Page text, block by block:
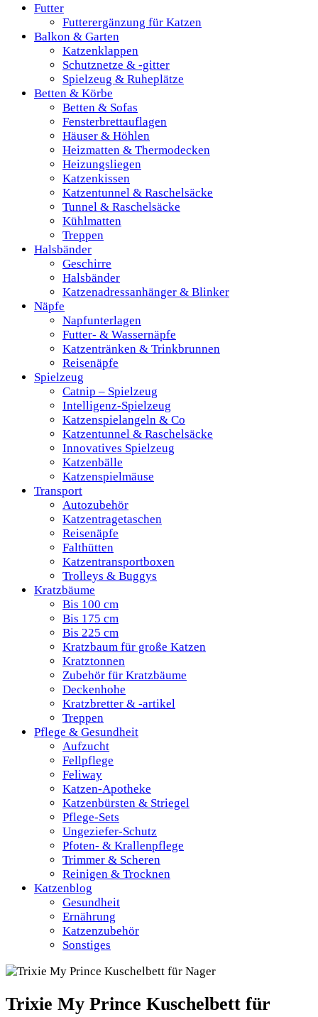
Futter
Futterergänzung für Katzen
Balkon & Garten
Katzenklappen
Schutznetze & -gitter
Spielzeug & Ruheplätze
Betten & Körbe
Betten & Sofas
Fensterbrettauflagen
Häuser & Höhlen
Heizmatten & Thermodecken
Heizungsliegen
Katzenkissen
Katzentunnel & Raschelsäcke
Tunnel & Raschelsäcke
Kühlmatten
Treppen
Halsbänder
Geschirre
Halsbänder
Katzenadressanhänger & Blinker
Näpfe
Napfunterlagen
Futter- & Wassernäpfe
Katzentränken & Trinkbrunnen
Reisenäpfe
Spielzeug
Catnip – Spielzeug
Intelligenz-Spielzeug
Katzenspielangeln & Co
Katzentunnel & Raschelsäcke
Innovatives Spielzeug
Katzenbälle
Katzenspielmäuse
Transport
Autozubehör
Katzentragetaschen
Reisenäpfe
Falthütten
Katzentransportboxen
Trolleys & Buggys
Kratzbäume
Bis 100 cm
Bis 175 cm
Bis 225 cm
Kratzbaum für große Katzen
Kratztonnen
Zubehör für Kratzbäume
Deckenhohe
Kratzbretter & -artikel
Treppen
Pflege & Gesundheit
Aufzucht
Fellpflege
Feliway
Katzen-Apotheke
Katzenbürsten & Striegel
Pflege-Sets
Ungeziefer-Schutz
Pfoten- & Krallenpflege
Trimmer & Scheren
Reinigen & Trocknen
Katzenblog
Gesundheit
Ernährung
Katzenzubehör
Sonstiges
Trixie My Prince Kuschelbett für